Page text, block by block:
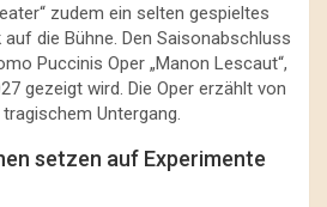
zudem ein selten gespieltes
die Bühne. Den Saisonabschluss
Puccinis Oper „Manon Lescaut“,
gezeigt wird. Die Oper erzählt von
Untergang.
setzen auf Experimente